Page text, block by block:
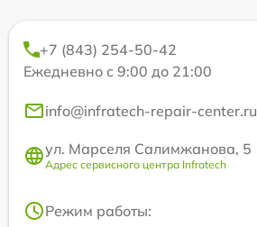
+7 (843) 254-50-42
Ежедневно с 9:00 до 21:00
info@infratech-repair-center.ru
ул. Марселя Салимжанова, 5
Адрес сервисного центра Infratech
Режим работы: